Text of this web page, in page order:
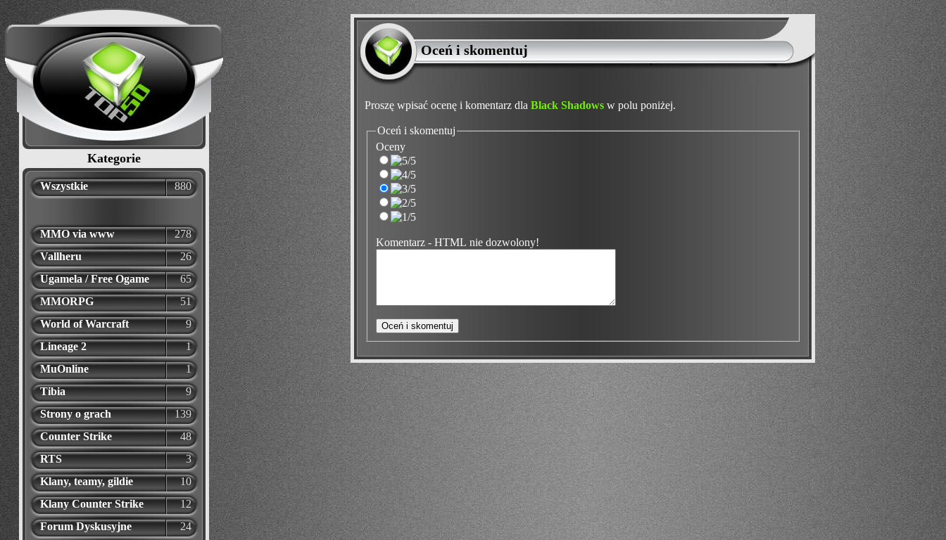
Kategorie
Wszystkie 880
MMO via www
278
Vallheru
26
Ugamela / Free Ogame
65
MMORPG
51
World of Warcraft
9
Lineage 2
1
MuOnline
1
Tibia
9
Strony o grach
139
Counter Strike
48
RTS
3
Klany, teamy, gildie
10
Klany Counter Strike
12
Forum Dyskusyjne
24
Oceń i skomentuj
Proszę wpisać ocenę i komentarz dla Black Shadows w polu poniżej.
Oceń i skomentuj
Oceny
Komentarz - HTML nie dozwolony!